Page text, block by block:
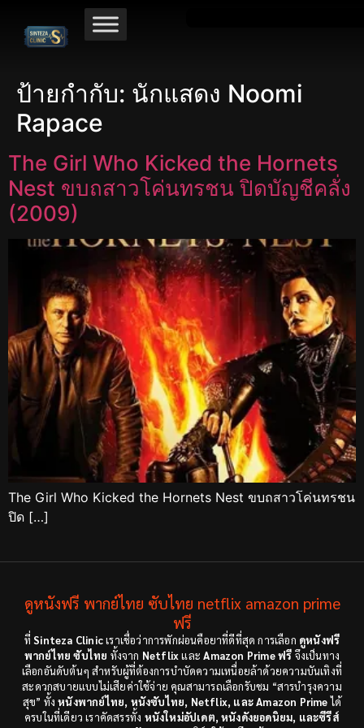
ป้ายกำกับ: นักแสดง Noomi
Rapace
The Girl Who Kicked the Hornets
Nest ขบถสาวโค่นทรชน ปิดบัญชีคลั่ง
(2009)
The Girl Who Kicked the Hornets Nest ขบถสาวโค่นทรชน
ปิด […]
ดูหนังฟรี พากย์ไทย ซับไทย netflix amazon prime
ฟรี
ที่Sinteza Clinicเราเชื่อว่าการพักผ่อนคือยาที่ดีที่สุด การเลือก ดูหนังฟรี
พากย์ไทย ซับไทย ทั้งจาก NetflixและAmazon Prime ฟรี จึงเป็นทาง
เลือกอันดับต้นๆ สำหรับผู้ที่ต้องการบำบัดความเหนื่อยล้าด้วยความบันเทิงที่
สะดวกสบายแบบไม่เสียค่าใช้จ่าย คุณสามารถเลือกรับชม “สารบำรุงความ
สุข” ทั้งหนังพากย์ไทย, หนังซับไทย, Netflix, และ Amazon Primeได้
ครบในที่เดียว เราคัดสรรทั้ง หนังใหม่อัปเดต, หนังดังยอดนิยม, และซีรีส์